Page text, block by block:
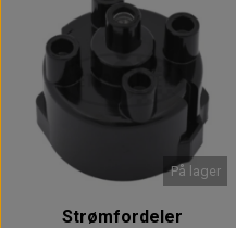
På lager
Strømfordeler